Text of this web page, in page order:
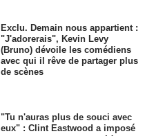
Exclu. Demain nous appartient :
"J'adorerais", Kevin Levy
(Bruno) dévoile les comédiens
avec qui il rêve de partager plus
de scènes
"Tu n'auras plus de souci avec
eux" : Clint Eastwood a imposé